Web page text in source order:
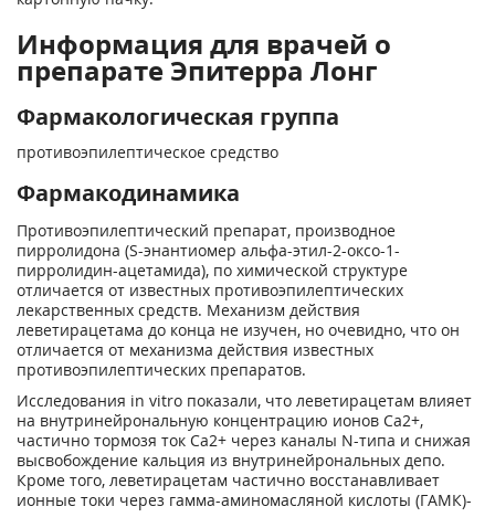
Информация для врачей о
препарате Эпитерра Лонг
Фармакологическая группа
противоэпилептическое средство
Фармакодинамика
Противоэпилептический препарат, производное
пирролидона (S-энантиомер альфа-этил-2-оксо-1-
пирролидин-ацетамида), по химической структуре
отличается от известных противоэпилептических
лекарственных средств. Механизм действия
леветирацетама до конца не изучен, но очевидно, что он
отличается от механизма действия известных
противоэпилептических препаратов.
Исследования in vitro показали, что леветирацетам влияет
на внутринейрональную концентрацию ионов Са2+,
частично тормозя ток Са2+ через каналы N-типа и снижая
высвобождение кальция из внутринейрональных депо.
Кроме того, леветирацетам частично восстанавливает
ионные токи через гамма-аминомасляной кислоты (ГАМК)-